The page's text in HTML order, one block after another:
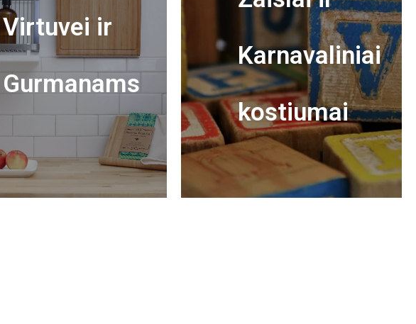
Virtuvei ir
Gurmanams
Karnavaliniai
kostiumai